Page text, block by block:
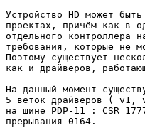
Устройство HD может
проектах, причём как в
отдельного контроллера
требования, которые не
Поэтому существует
как и драйверов,
На данный момент
5 веток драйверов ( v1,
на шине PDP-11 :
прерывания 0164.